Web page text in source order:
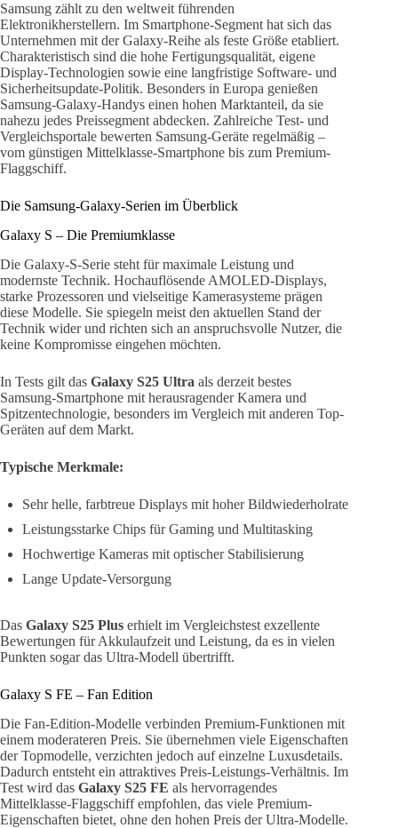
Samsung zählt zu den weltweit führenden
Elektronikherstellern. Im Smartphone-Segment hat sich das
Unternehmen mit der Galaxy-Reihe als feste Größe etabliert.
Charakteristisch sind die hohe Fertigungsqualität, eigene
Display-Technologien sowie eine langfristige Software- und
Sicherheitsupdate-Politik. Besonders in Europa genießen
Samsung-Galaxy-Handys einen hohen Marktanteil, da sie
nahezu jedes Preissegment abdecken. Zahlreiche Test- und
Vergleichsportale bewerten Samsung-Geräte regelmäßig –
vom günstigen Mittelklasse-Smartphone bis zum Premium-
Flaggschiff.
Die Samsung-Galaxy-Serien im Überblick
Galaxy S – Die Premiumklasse
Die Galaxy-S-Serie steht für maximale Leistung und
modernste Technik. Hochauflösende AMOLED-Displays,
starke Prozessoren und vielseitige Kamerasysteme prägen
diese Modelle. Sie spiegeln meist den aktuellen Stand der
Technik wider und richten sich an anspruchsvolle Nutzer, die
keine Kompromisse eingehen möchten.
In Tests gilt das Galaxy S25 Ultra als derzeit bestes
Samsung-Smartphone mit herausragender Kamera und
Spitzentechnologie, besonders im Vergleich mit anderen Top-
Geräten auf dem Markt.
Typische Merkmale:
Sehr helle, farbtreue Displays mit hoher Bildwiederholrate
Leistungsstarke Chips für Gaming und Multitasking
Hochwertige Kameras mit optischer Stabilisierung
Lange Update-Versorgung
Das Galaxy S25 Plus erhielt im Vergleichstest exzellente
Bewertungen für Akkulaufzeit und Leistung, da es in vielen
Punkten sogar das Ultra-Modell übertrifft.
Galaxy S FE – Fan Edition
Die Fan-Edition-Modelle verbinden Premium-Funktionen mit
einem moderateren Preis. Sie übernehmen viele Eigenschaften
der Topmodelle, verzichten jedoch auf einzelne Luxusdetails.
Dadurch entsteht ein attraktives Preis-Leistungs-Verhältnis. Im
Test wird das Galaxy S25 FE als hervorragendes
Mittelklasse-Flaggschiff empfohlen, das viele Premium-
Eigenschaften bietet, ohne den hohen Preis der Ultra-Modelle.